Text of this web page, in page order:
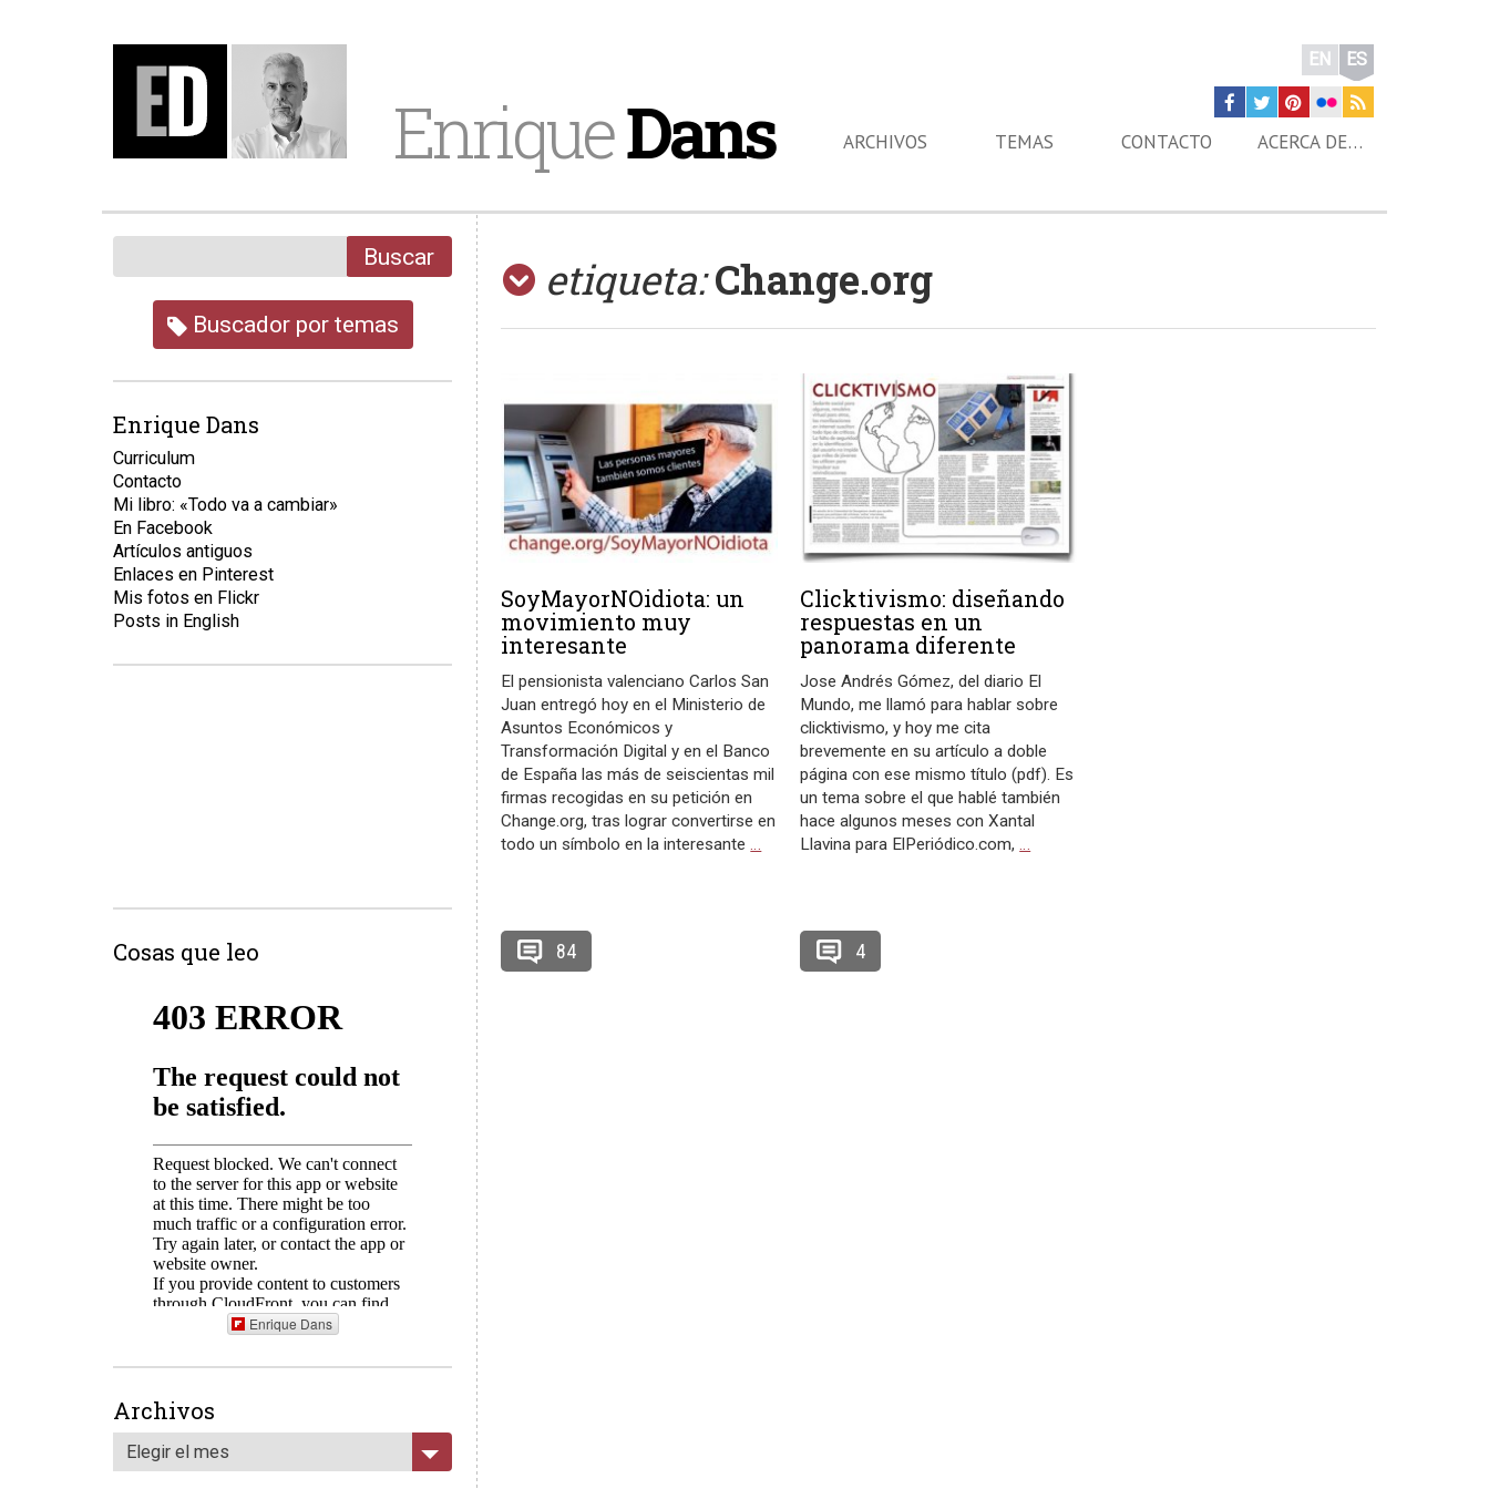
EnriqueDans
EN ES
ARCHIVOS TEMAS CONTACTO ACERCA DE…
etiqueta: Change.org
SoyMayorNOidiota: un
movimiento muy
interesante
El pensionista valenciano Carlos San
Juan entregó hoy en el Ministerio de
Asuntos Económicos y
Transformación Digital y en el Banco
de España las más de seiscientas mil
firmas recogidas en su petición en
Change.org, tras lograr convertirse en
todo un símbolo en la interesante…
84
Clicktivismo: diseñando
respuestas en un
panorama diferente
Jose Andrés Gómez, del diario El
Mundo, me llamó para hablar sobre
clicktivismo, y hoy me cita
brevemente en su artículo a doble
página con ese mismo título (pdf). Es
un tema sobre el que hablé también
hace algunos meses con Xantal
Llavina para ElPeriódico.com,…
4
Buscar
Buscador por temas
Enrique Dans
Curriculum
Contacto
Mi libro: «Todo va a cambiar»
En Facebook
Artículos antiguos
Enlaces en Pinterest
Mis fotos en Flickr
Posts in English
Cosas que leo
Enrique Dans
Archivos
Elegir el mes